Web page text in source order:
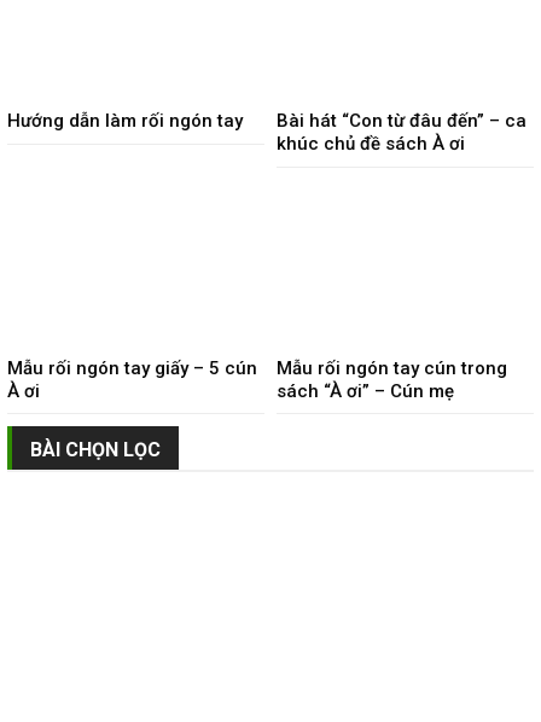
Hướng dẫn làm rối ngón tay
Bài hát “Con từ đâu đến” – ca
khúc chủ đề sách À ơi
Mẫu rối ngón tay giấy – 5 cún
À ơi
Mẫu rối ngón tay cún trong
sách “À ơi” – Cún mẹ
BÀI CHỌN LỌC